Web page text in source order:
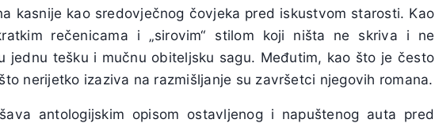
kasnije kao sredovječnog čovjeka pred iskustvom starosti. Kao
rečenicama i „sirovim“ stilom koji ništa ne skriva i ne
jednu tešku i mučnu obiteljsku sagu. Međutim, kao što je često
nerijetko izaziva na razmišljanje su završetci njegovih romana.
antologijskim opisom ostavljenog i napuštenog auta pred